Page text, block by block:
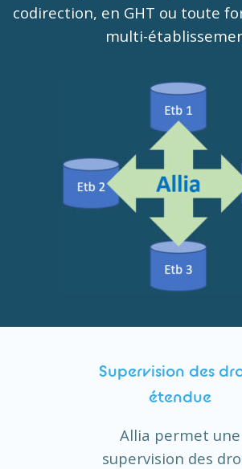
codirection, en GHT ou toute
multi-
Supervision des
étendue
Allia permet une
supervision des